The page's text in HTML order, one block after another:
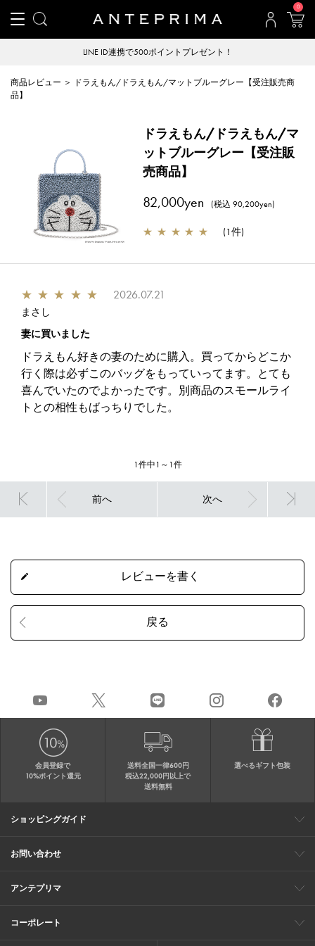
0
LINE ID連携で500ポイントプレゼント！
商品レビュー ＞ ドラえもん/ドラえもん/マットブルーグレー【受注販売商
品】
ドラえもん/ドラえもん/マ
ットブルーグレー【受注販
売商品】
82,000yen (税込 90,200yen)
★ ★ ★ ★ ★ (1件)
★ ★ ★ ★ ★ 2026.07.21
まさし
妻に買いました
ドラえもん好きの妻のために購入。買ってからどこか
行く際は必ずこのバッグをもっていってます。とても
喜んでいたのでよかったです。別商品のスモールライ
トとの相性もばっちりでした。
1件中1～1件
前へ 次へ
会員登録で
10%ポイント還元
送料全国一律600円
税込22,000円以上で
送料無料
選べるギフト包装
ショッピングガイド
会員特典
ご購入・配送について
返品について
ギフト包装
FAQ
サイトマップ
お問い合わせ
メールでのお問い合わせ
お修理についてのお問い合わせ
アンテプリマ
ブランドサイト
ショップリスト
ワイヤーバッグについて
特集
オンラインストアニュース
コーポレート